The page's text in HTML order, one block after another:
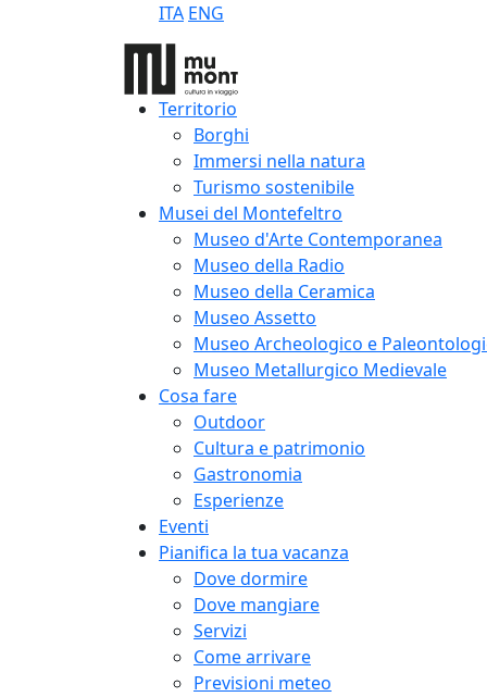
ITA ENG
Territorio
Borghi
Immersi nella natura
Turismo sostenibile
Musei del Montefeltro
Museo d'Arte Contemporanea
Museo della Radio
Museo della Ceramica
Museo Assetto
Museo Archeologico e
Museo Metallurgico Medievale
Cosa fare
Outdoor
Cultura e patrimonio
Gastronomia
Esperienze
Eventi
Pianifica la tua vacanza
Dove dormire
Dove mangiare
Servizi
Come arrivare
Previsioni meteo